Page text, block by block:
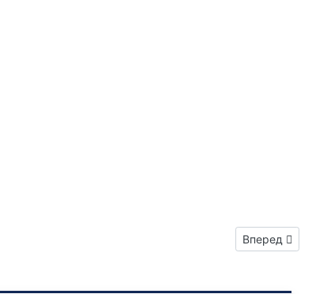
Следующий:
Вперед